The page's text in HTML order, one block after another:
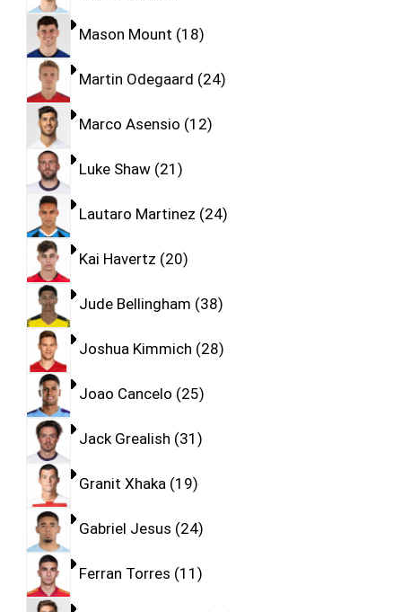
Mason Mount 18
Martin Odegaard 24
Marco Asensio 12
Luke Shaw 21
Lautaro Martinez 24
Kai Havertz 20
Jude Bellingham 38
Joshua Kimmich 28
Joao Cancelo 25
Jack Grealish 31
Granit Xhaka 19
Gabriel Jesus 24
Ferran Torres 11